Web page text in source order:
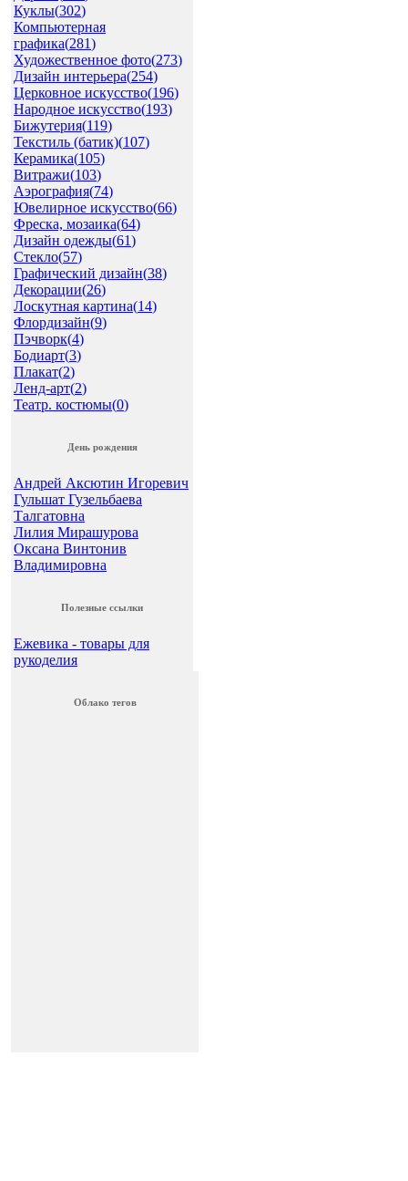
Куклы(302)
Компьютерная
графика(281)
Художественное фото(273)
Дизайн интерьера(254)
Церковное искусство(196)
Народное искусство(193)
Бижутерия(119)
Текстиль (батик)(107)
Керамика(105)
Витражи(103)
Аэрография(74)
Ювелирное искусство(66)
Фреска, мозаика(64)
Дизайн одежды(61)
Стекло(57)
Графический дизайн(38)
Декорации(26)
Лоскутная картина(14)
Флордизайн(9)
Пэчворк(4)
Бодиарт(3)
Плакат(2)
Ленд-арт(2)
Театр. костюмы(0)
День рождения
Андрей Аксютин Игоревич
Гульшат Гузельбаева
Талгатовна
Лилия Мирашурова
Оксана Винтонив
Владимировна
Полезные ссылки
Ежевика - товары для
рукоделия
Облако тегов